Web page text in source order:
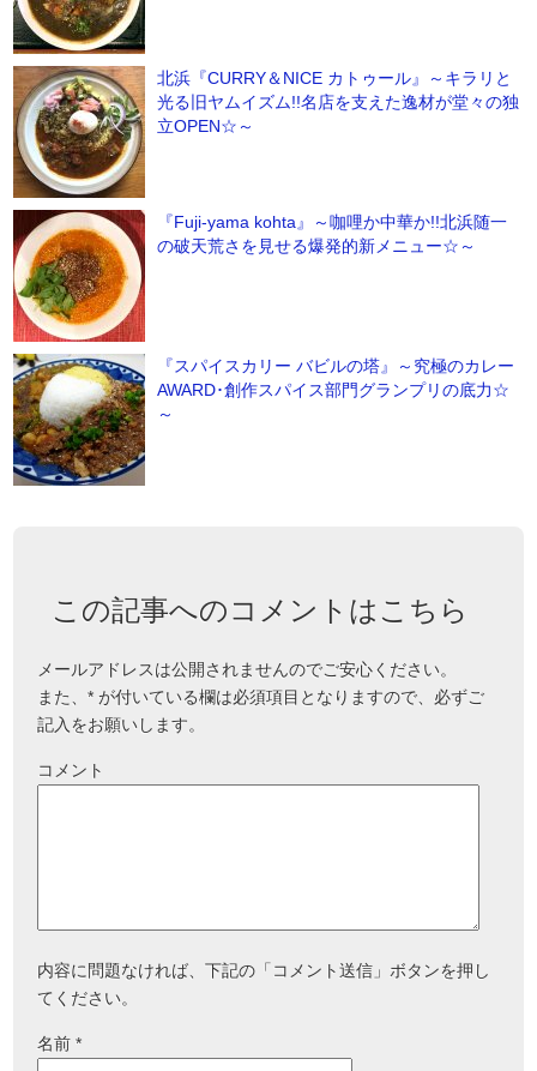
北浜『CURRY＆NICE カトゥール』～キラリと
光る旧ヤムイズム!!名店を支えた逸材が堂々の独
立OPEN☆～
『Fuji-yama kohta』～咖哩か中華か!!北浜随一
の破天荒さを見せる爆発的新メニュー☆～
『スパイスカリー バビルの塔』～究極のカレー
AWARD･創作スパイス部門グランプリの底力☆
～
この記事へのコメントはこちら
メールアドレスは公開されませんのでご安心ください。
また、* が付いている欄は必須項目となりますので、必ずご
記入をお願いします。
コメント
内容に問題なければ、下記の「コメント送信」ボタンを押し
てください。
名前*